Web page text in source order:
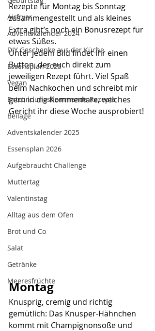
Airfryer
Adventskalender 2024
DIY Geschenke aus der Küche
Essensplan 2025
Vegan
Entzündungshemmende Rezepte
Beilage
Adventskalender 2025
Essensplan 2026
Aufgebraucht Challenge
Muttertag
Valentinstag
Alltag aus dem Ofen
Brot und Co
Salat
Getränke
Meeresfrüchte
Rezepte für Montag bis Sonntag
zusammengestellt und als kleines
Extra gibt’s noch ein Bonusrezept für
etwas Süßes.
Unter jedem Bild findet ihr einen
Button, der euch direkt zum
jeweiligen Rezept führt. Viel Spaß
beim Nachkochen und schreibt mir
gern in die Kommentare, welches
Gericht ihr diese Woche ausprobiert!
Montag
Knusprig, cremig und richtig
gemütlich: Das Knusper-Hähnchen
kommt mit Champignonsoße und